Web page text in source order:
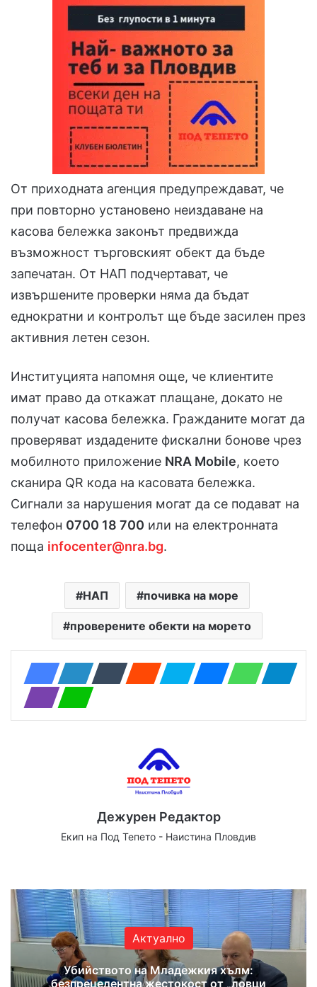
От приходната агенция предупреждават, че
при повторно установено неиздаване на
касова бележка законът предвижда
възможност търговският обект да бъде
запечатан. От НАП подчертават, че
извършените проверки няма да бъдат
еднократни и контролът ще бъде засилен през
активния летен сезон.
Институцията напомня още, че клиентите
имат право да откажат плащане, докато не
получат касова бележка. Гражданите могат да
проверяват издадените фискални бонове чрез
мобилното приложение NRA Mobile, което
сканира QR кода на касовата бележка.
Сигнали за нарушения могат да се подават на
телефон 0700 18 700 или на електронната
поща infocenter@nra.bg.
НАП почивка на море
проверените обекти на морето
Дежурен Редактор
Екип на Под Тепето - Наистина Пловдив
Актуално
Убийството на Младежкия хълм:
безпрецедентна жестокост от „ловци